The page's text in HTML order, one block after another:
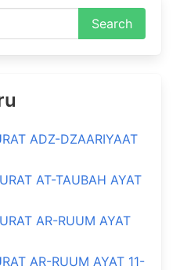
ADZ-DZAARIYAAT
AT-TAUBAH AYAT
AR-RUUM AYAT
AR-RUUM AYAT 11-